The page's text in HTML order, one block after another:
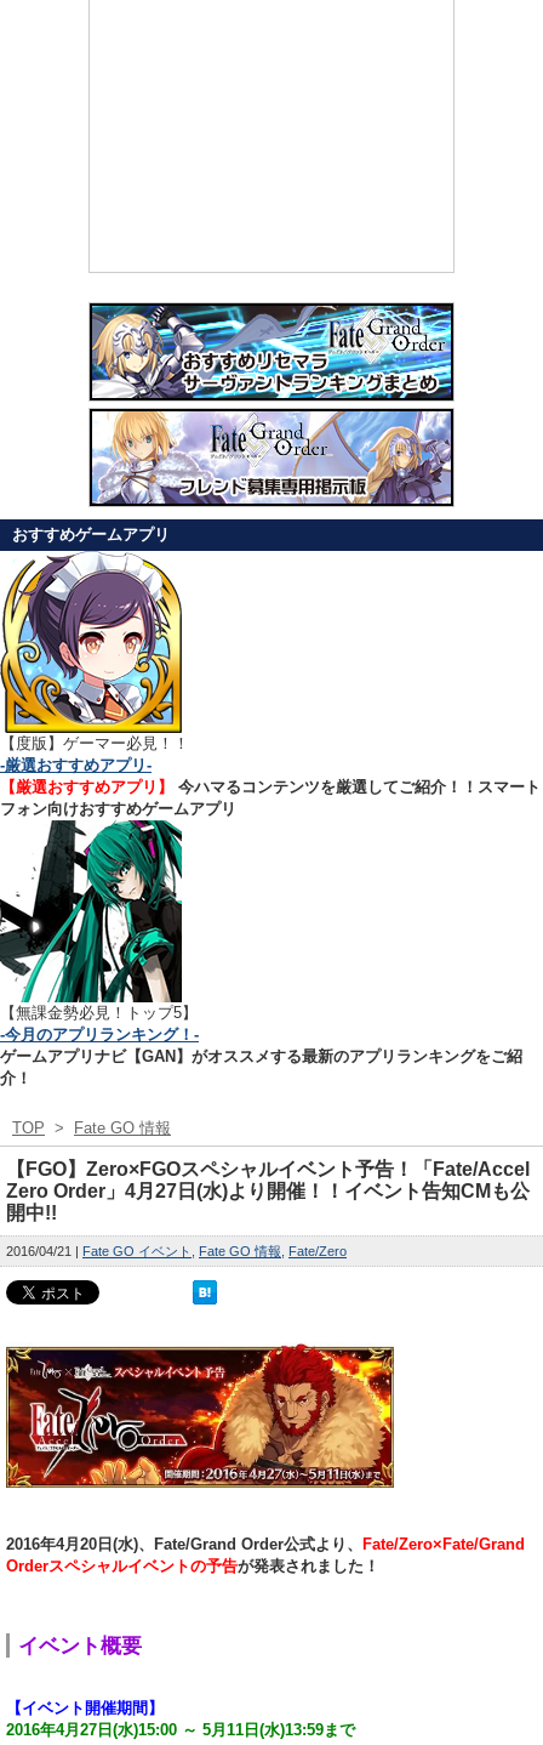
おすすめゲームアプリ
【 度版】ゲーマー必見！！
-厳選おすすめアプリ-
【厳選おすすめアプリ】
今ハマるコンテンツを厳選してご紹介！！スマート
フォン向けおすすめゲームアプリ
【無課金勢必見！トップ5】
-今月のアプリランキング！-
ゲームアプリナビ【GAN】がオススメする最新のアプリランキングをご紹
介！
TOP > Fate GO 情報
【FGO】Zero×FGOスペシャルイベント予告！「Fate/Accel
Zero Order」4月27日(水)より開催！！イベント告知CMも公
開中!!
2016/04/21 Fate GO イベント Fate GO 情報 Fate/Zero
2016年4月20日(水)、Fate/Grand Order公式より、 Fate/Zero×Fate/Grand
Orderスペシャルイベントの予告が発表されました！
イベント概要
【イベント開催期間】
2016年4月27日(水)15:00 ～ 5月11日(水)13:59まで